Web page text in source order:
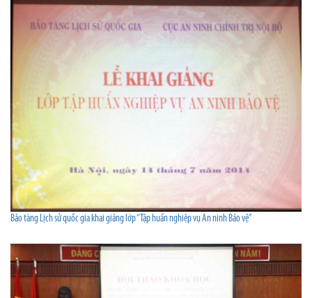
Bảo tàng Lịch sử quốc gia khai giảng lớp “Tập huấn nghiệp vụ An ninh Bảo vệ”